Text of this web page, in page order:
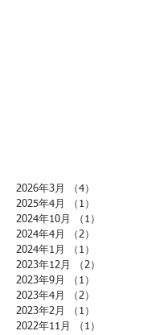
2026年3月 （4）
2025年4月
（1）
2024年10月
（1）
2024年4月
（2）
2024年1月
（1）
2023年12月
（2）
2023年9月
（1）
2023年4月
（2）
2023年2月
（1）
2022年11月
（1）